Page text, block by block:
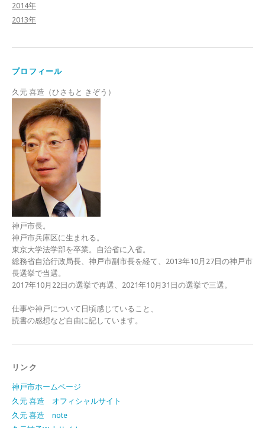
2014年
2013年
プロフィール
久元 喜造（ひさもと きぞう）
神戸市長。
神戸市兵庫区に生まれる。
東京大学法学部を卒業。自治省に入省。
総務省自治行政局長、神戸市副市長を経て、2013年10月27日の神戸市
長選挙で当選。
2017年10月22日の選挙で再選、2021年10月31日の選挙で三選。
仕事や神戸について日頃感じていること、
読書の感想など自由に記しています。
リンク
神戸市ホームページ
久元 喜造 オフィシャルサイト
久元 喜造 note